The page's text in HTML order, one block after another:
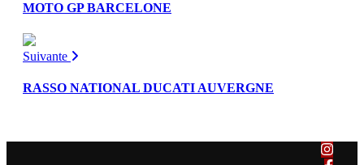
MOTO GP BARCELONE
Suivante
RASSO NATIONAL DUCATI AUVERGNE